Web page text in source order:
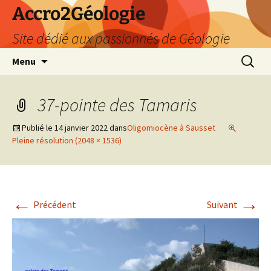
Accro2Géologie
Site dédié aux passionnés de Géologie
Menu
37-pointe des Tamaris
Publié le 14 janvier 2022dansOligomiocène à Sausset
Pleine résolution (2048 × 1536)
← Précédent Suivant →